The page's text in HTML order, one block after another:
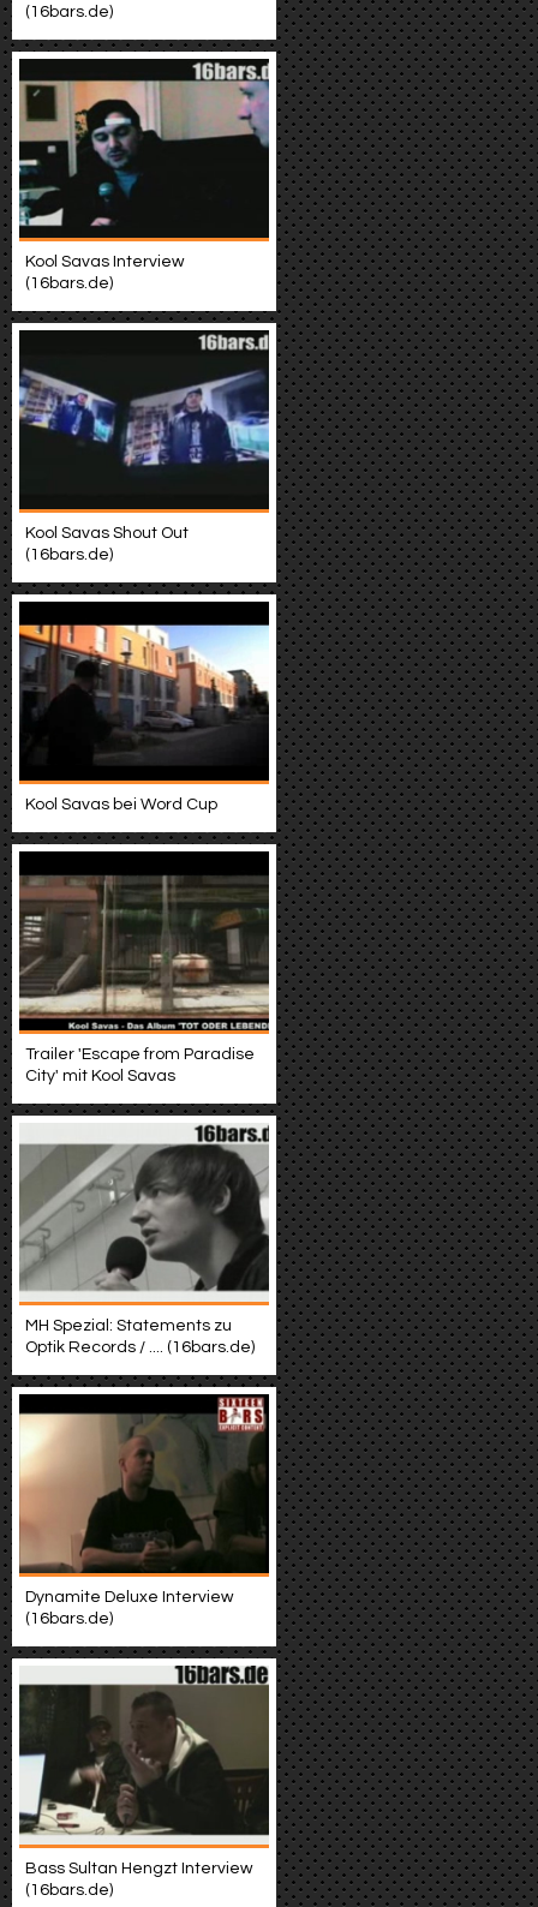
(16bars.de)
Kool Savas Interview
(16bars.de)
Kool Savas Shout Out
(16bars.de)
Kool Savas bei Word Cup
Trailer 'Escape from Paradise
City' mit Kool Savas
MH Spezial: Statements zu
Optik Records / .... (16bars.de)
Dynamite Deluxe Interview
(16bars.de)
Bass Sultan Hengzt Interview
(16bars.de)